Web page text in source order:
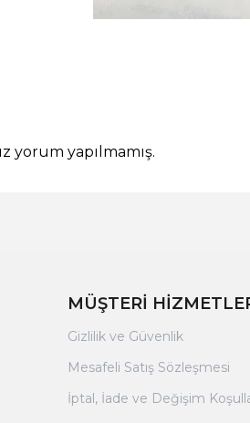
yapılmamış.
MÜŞTERİ
Gizlilik ve Güvenlik
Mesafeli Satış Sözleşmesi
İptal, İade ve Değişim